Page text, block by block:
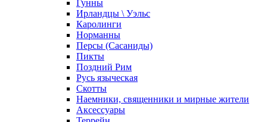
Гунны
Ирландцы \ Уэльс
Каролинги
Норманны
Персы (Сасаниды)
Пикты
Поздний Рим
Русь языческая
Скотты
Наемники, священники и мирные жители
Аксессуары